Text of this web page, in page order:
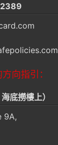
向指引：
底撈樓上）
9A,